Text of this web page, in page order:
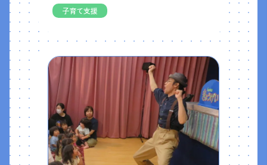
子育て支援